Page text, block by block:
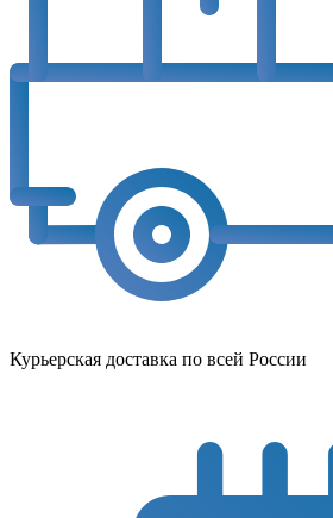
Курьерская доставка по всей России